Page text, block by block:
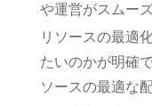
や運営がスムー
リソースの最適
たいのかが明確
ソースの最適な